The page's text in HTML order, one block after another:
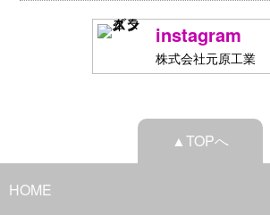
instagram
株式会社元原工業
▲TOPへ
HOME